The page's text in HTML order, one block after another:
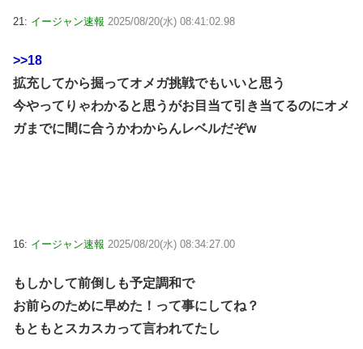
21: イージャン速報 2025/08/20(水) 08:41:02.98
>>18
拡充してから掘ってオメガ挑戦でもいいと思う
今やってりゃわかると思うがお目当て引き当てるのにオメ
ガまでに間に合うかわからんレベルだぞw
16: イージャン速報 2025/08/20(水) 08:34:27.00
もしかして前倒しも予定調和で
お前らのために早めた！って事にしてね？
もともとスカスカって言われてたし